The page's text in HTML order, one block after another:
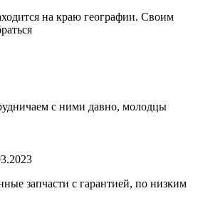
на краю географии. Своим
с ними давно, молодцы
запчасти с гарантией, по низким